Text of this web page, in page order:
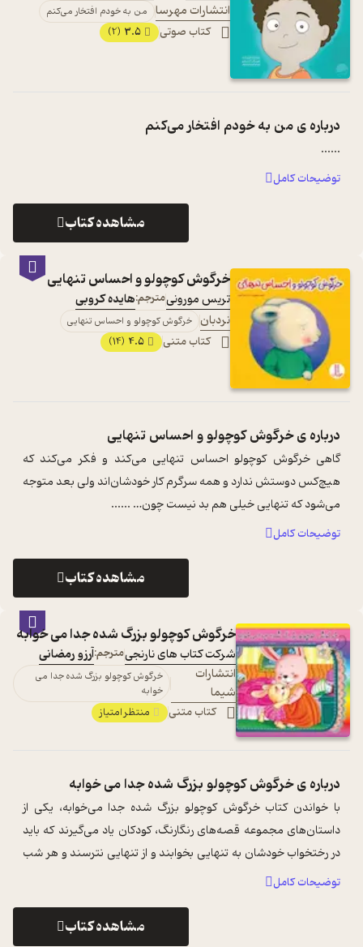
انتشارات مهرسا
من به خودم افتخار می‌کنم
کتاب صوتی 3.5
(2)
درباره یمن به خودم افتخار می‌کنم
...
...
توضیحات کامل
مشاهده کتاب
خرگوش کوچولو و احساس تنهایی
تریس مورونیمترجم:هایده کروبی
نردبان خرگوش کوچولو و احساس تنهایی
کتاب متنی 4.5
(14)
درباره یخرگوش کوچولو و احساس تنهایی
گاهی خرگوش کوچولو احساس تنهایی می‌کند و فکر می‌کند که
هیچ‌کس دوستش ندارد و همه سرگرم کار خودشان‌اند ولی بعد متوجه
می‌شود که تنهایی خیلی هم بد نیست چون… ......
توضیحات کامل
مشاهده کتاب
خرگوش کوچولو بزرگ شده جدا می خوابه
شرکت کتاب های نارنجیمترجم:آرزو رمضانی
انتشارات
شیما
خرگوش کوچولو بزرگ شده جدا می
خوابه
کتاب متنی منتظر امتیاز
درباره یخرگوش کوچولو بزرگ شده جدا می خوابه
با خواندن کتاب خرگوش کوچولو بزرگ شده جدا می‌خوابه، یکی از
داستان‌های مجموعه قصه‌های رنگارنگ، کودکان یاد می‌گیرند که باید
در رختخواب خودشان به تنهایی بخوابند و از تنهایی نترسند و هر شب
خواب‌های خوب ببی ...
توضیحات کامل
مشاهده کتاب